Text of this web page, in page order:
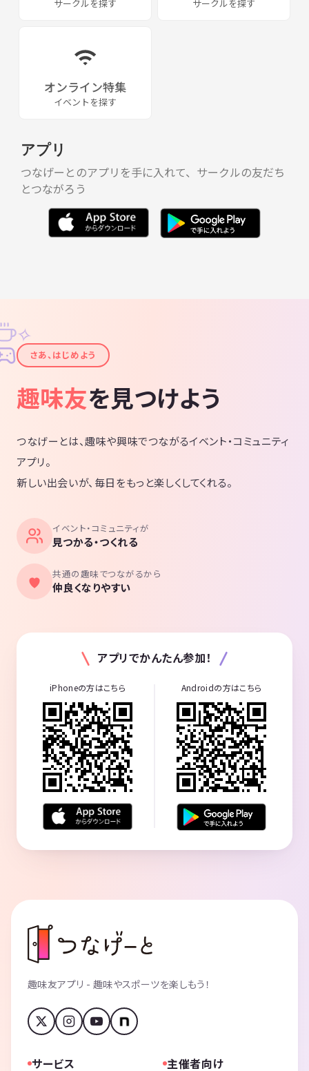
サークルを探す サークルを探す
オンライン特集
イベントを探す
アプリ
つなげーとのアプリを手に入れて、サークルの友だち
とつながろう
✦
✧
さあ、はじめよう
趣味友を見つけよう
つなげーとは、趣味や興味でつながるイベント・コミュニティ
アプリ。
新しい出会いが、毎日をもっと楽しくしてくれる。
イベント・コミュニティが
見つかる・つくれる
共通の趣味でつながるから
仲良くなりやすい
アプリでかんたん参加！
iPhoneの方はこちら Androidの方はこちら
趣味友アプリ - 趣味やスポーツを楽しもう！
サービス 主催者向け